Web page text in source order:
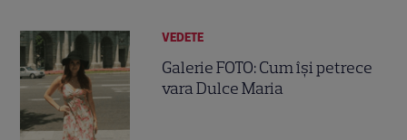
VEDETE
Galerie FOTO: Cum îşi petrece
vara Dulce Maria